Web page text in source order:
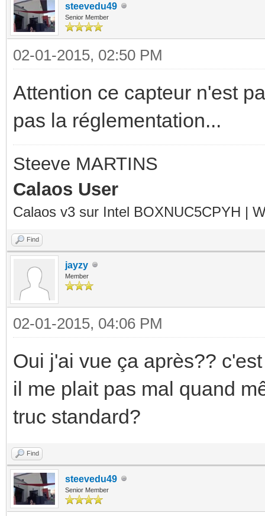
steevedu49
Senior Member
02-01-2015, 02:50 PM
Attention ce capteur n'est
pas la réglementation...
Steeve MARTINS
Calaos User
Calaos v3 sur Intel BOXNUC5CPYH |
Find
jayzy
Member
02-01-2015, 04:06 PM
Oui j'ai vue ça après??
il me plait pas mal quand
truc standard?
Find
steevedu49
Senior Member